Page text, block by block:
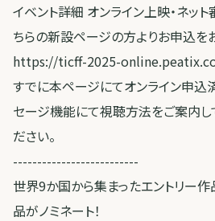
イベント詳細 オンライン上映・ネッ
ちらの新設ページの方よりお申込を
https://ticff-2025-
すでに本ページにてオンライン申込
セージ機能にて視聴方法をご案内し
ださい。
--------------------------
世界9か国から集まったエントリー
品がノミネート！